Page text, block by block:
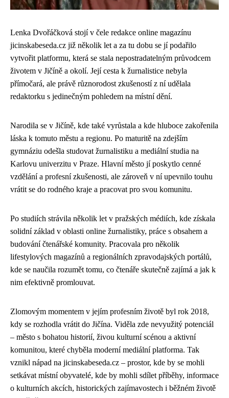
Lenka Dvořáčková stojí v čele redakce online magazínu
jicinskabeseda.cz již několik let a za tu dobu se jí podařilo
vytvořit platformu, která se stala nepostradatelným průvodcem
životem v Jičíně a okolí. Její cesta k žurnalistice nebyla
přímočará, ale právě různorodost zkušeností z ní udělala
redaktorku s jedinečným pohledem na místní dění.
Narodila se v Jičíně, kde také vyrůstala a kde hluboce zakořenila
láska k tomuto městu a regionu. Po maturitě na zdejším
gymnáziu odešla studovat žurnalistiku a mediální studia na
Karlovu univerzitu v Praze. Hlavní město jí poskytlo cenné
vzdělání a profesní zkušenosti, ale zároveň v ní upevnilo touhu
vrátit se do rodného kraje a pracovat pro svou komunitu.
Po studiích strávila několik let v pražských médiích, kde získala
solidní základ v oblasti online žurnalistiky, práce s obsahem a
budování čtenářské komunity. Pracovala pro několik
lifestylových magazínů a regionálních zpravodajských portálů,
kde se naučila rozumět tomu, co čtenáře skutečně zajímá a jak k
nim efektivně promlouvat.
Zlomovým momentem v jejím profesním životě byl rok 2018,
kdy se rozhodla vrátit do Jičína. Viděla zde nevyužitý potenciál
– město s bohatou historií, živou kulturní scénou a aktivní
komunitou, které chyběla moderní mediální platforma. Tak
vznikl nápad na jicinskabeseda.cz – prostor, kde by se mohli
setkávat místní obyvatelé, kde by mohli sdílet příběhy, informace
o kulturních akcích, historických zajímavostech i běžném životě